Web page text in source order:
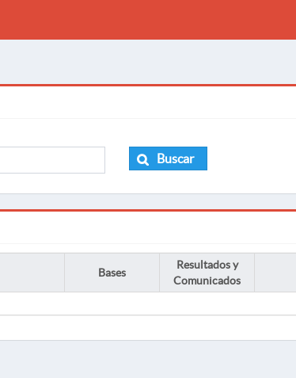
Buscar
Bases
Resultados y
Comunicados